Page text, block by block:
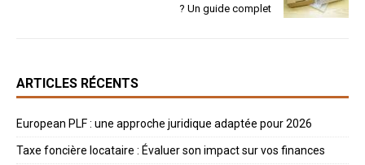
? Un guide complet
ARTICLES RÉCENTS
European PLF : une approche juridique adaptée pour 2026
Taxe foncière locataire : Évaluer son impact sur vos finances